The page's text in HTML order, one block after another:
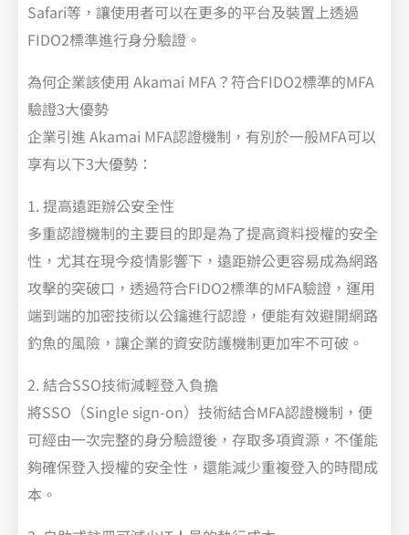
Safari等，讓使用者可以在更多的平台及裝置上透過
FIDO2標準進行身分驗證。
為何企業該使用 Akamai MFA？符合FIDO2標準的MFA
驗證3大優勢
企業引進 Akamai MFA認證機制，有別於一般MFA可以
享有以下3大優勢：
1. 提高遠距辦公安全性
多重認證機制的主要目的即是為了提高資料授權的安全
性，尤其在現今疫情影響下，遠距辦公更容易成為網路
攻擊的突破口，透過符合FIDO2標準的MFA驗證，運用
端到端的加密技術以公鑰進行認證，便能有效避開網路
釣魚的風險，讓企業的資安防護機制更加牢不可破。
2. 結合SSO技術減輕登入負擔
將SSO（Single sign-on）技術結合MFA認證機制，便
可經由一次完整的身分驗證後，存取多項資源，不僅能
夠確保登入授權的安全性，還能減少重複登入的時間成
本。